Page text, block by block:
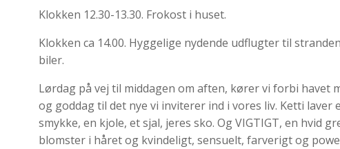
Klokken 12.30-13.30. Frokost i huset.
Klokken ca 14.00. Hyggelige nydende udflugter til
biler.
Lørdag på vej til middagen om aften, kører vi forbi havet
og goddag til det nye vi inviterer ind i vores liv. Ketti
smykke, en kjole, et sjal, jeres sko. Og VIGTIGT, en hvid
blomster i håret og kvindeligt, sensuelt, farverigt og